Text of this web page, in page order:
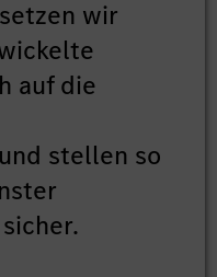
wir
auf die
stellen so